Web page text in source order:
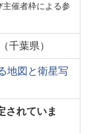
主催者枠による参
（千葉県）
地図と衛星写
されていま